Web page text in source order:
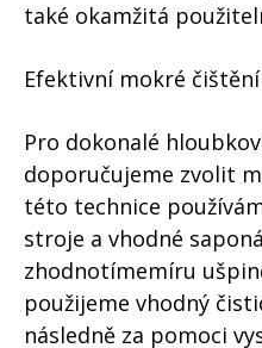
také okamžitá
Efektivní mokré
Pro dokonalé
doporučujeme zvolit
této technice
stroje a vhodné
zhodnotímemíru
použijeme vhodný
následně za pomoci